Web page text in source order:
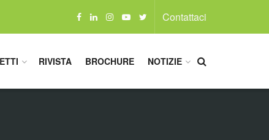
Contattaci
RIVISTA BROCHURE NOTIZIE